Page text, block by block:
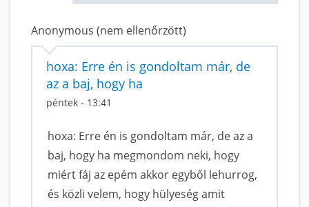
Anonymous (nem ellenőrzött)
hoxa: Erre én is gondoltam már, de
az a baj, hogy ha
péntek - 13:41
hoxa: Erre én is gondoltam már, de az a
baj, hogy ha megmondom neki, hogy
miért fáj az epém akkor egyből lehurrog,
és közli velem, hogy hülyeség amit